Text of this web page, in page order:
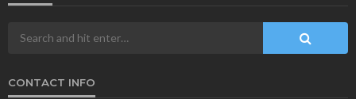
CONTACT INFO